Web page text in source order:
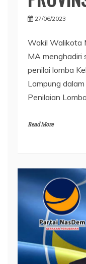
27/06/2023
Wakil Walikota
MA menghadiri
penilai lomba
Lampung
Penilaian Lomba
Read More